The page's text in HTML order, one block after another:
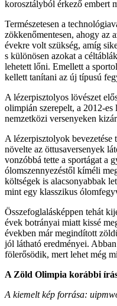
korosztályból érkező embert
Természetesen a
zökkenőmentesen, ahogy az
évekre volt szükség, amíg
s különösen azokat a
lehetett lőni. Emellett a
kellett tanítani az új típusú
A lézerpisztolyos lövészet
olimpián szerepelt, a 2012-
nemzetközi versenyeken
A lézerpisztolyok bevezetése
növelte az öttusaversenyek
vonzóbbá tette a sportágat a
ólomszennyezéstől kíméli
költségek is alacsonyabbak
mint egy klasszikus
Összefoglalásképpen tehát
évek botrányai miatt kissé
években már megindított
jól látható eredményei.
fölerősödik, mert lehet még
A Zöld Olimpia korábbi
A kiemelt kép forrása: